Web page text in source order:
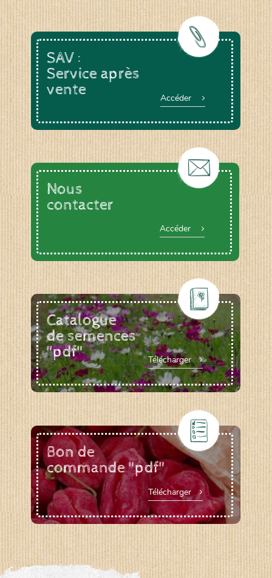
SAV :
Service après
vente
Accéder
Nous
contacter
Accéder
Catalogue
de semences
"pdf"
Télécharger
Bon de
commande "pdf"
Télécharger